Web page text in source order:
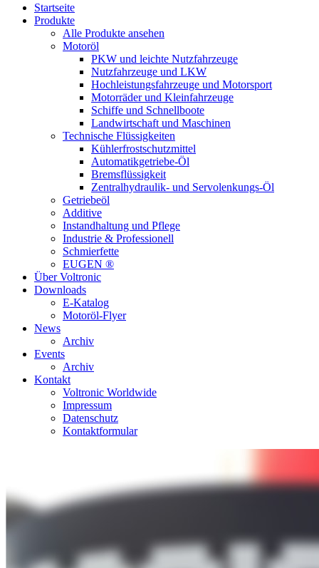
Startseite
Produkte
Alle Produkte ansehen
Motoröl
PKW und leichte Nutzfahrzeuge
Nutzfahrzeuge und LKW
Hochleistungsfahrzeuge und Motorsport
Motorräder und Kleinfahrzeuge
Schiffe und Schnellboote
Landwirtschaft und Maschinen
Technische Flüssigkeiten
Kühlerfrostschutzmittel
Automatikgetriebe-Öl
Bremsflüssigkeit
Zentralhydraulik- und Servolenkungs-Öl
Getriebeöl
Additive
Instandhaltung und Pflege
Industrie & Professionell
Schmierfette
EUGEN ®
Über Voltronic
Downloads
E-Katalog
Motoröl-Flyer
News
Archiv
Events
Archiv
Kontakt
Voltronic Worldwide
Impressum
Datenschutz
Kontaktformular